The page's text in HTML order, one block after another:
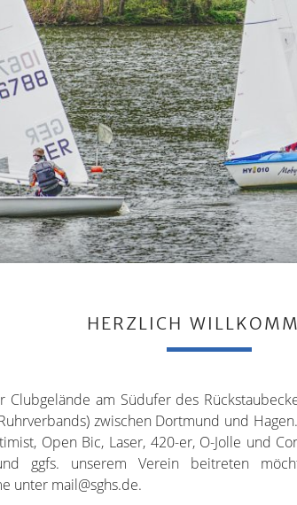
HERZLICH
Clubgelände am Südufer des
zwischen Dortmund und
Open Bic, Laser, 420-er, O-Jolle und
ggfs. unserem Verein beitreten
unter mail@sghs.de.